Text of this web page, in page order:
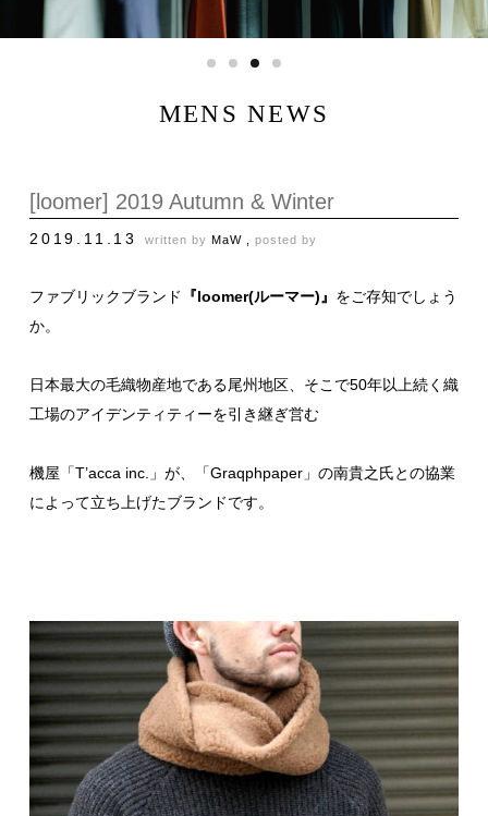
MENS NEWS
[loomer] 2019 Autumn & Winter
2019.11.13 written by MaW , posted by
ファブリックブランド 『loomer(ルーマー)』 をご存知でしょう
か。
日本最大の毛織物産地である尾州地区、そこで50年以上続く織
工場のアイデンティティーを引き継ぎ営む
機屋「T’acca inc.」が、「Graqphpaper」の南貴之氏との協業
によって立ち上げたブランドです。